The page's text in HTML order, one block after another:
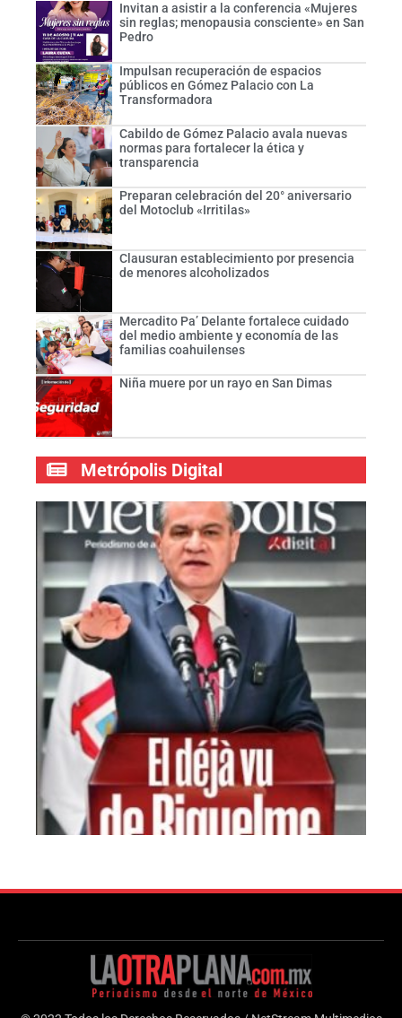
Invitan a asistir a la conferencia «Mujeres
sin reglas; menopausia consciente» en San
Pedro
Impulsan recuperación de espacios
públicos en Gómez Palacio con La
Transformadora
Cabildo de Gómez Palacio avala nuevas
normas para fortalecer la ética y
transparencia
Preparan celebración del 20° aniversario
del Motoclub «Irritilas»
Clausuran establecimiento por presencia
de menores alcoholizados
Mercadito Pa’ Delante fortalece cuidado
del medio ambiente y economía de las
familias coahuilenses
Niña muere por un rayo en San Dimas
Metrópolis Digital